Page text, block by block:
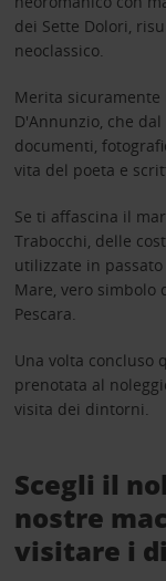
dei Sette Dolori,
neoclassico.
Merita sicuramente
D'Annunzio, che
documenti,
vita del poeta e
Se ti affascina il
Trabocchi, delle
utilizzate in
Mare, vero simbolo
Pescara.
Una volta concluso
prenotata al
visita dei dintorni.
Scegli il
nostre
visitare i